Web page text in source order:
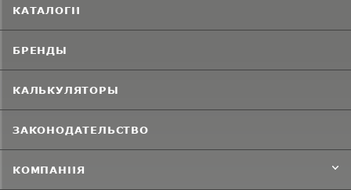
КАТАЛОГИ
БРЕНДЫ
КАЛЬКУЛЯТОРЫ
ЗАКОНОДАТЕЛЬСТВО
КОМПАНИЯ